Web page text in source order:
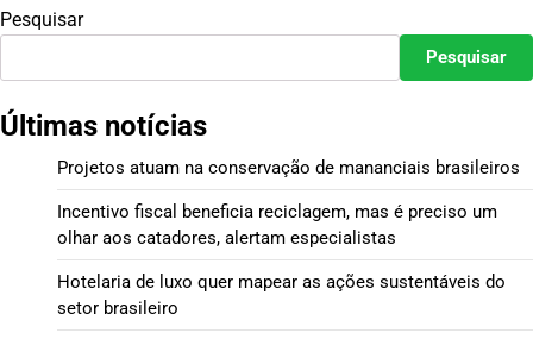
Pesquisar
Pesquisar
Últimas notícias
Projetos atuam na conservação de mananciais brasileiros
Incentivo fiscal beneficia reciclagem, mas é preciso um
olhar aos catadores, alertam especialistas
Hotelaria de luxo quer mapear as ações sustentáveis do
setor brasileiro